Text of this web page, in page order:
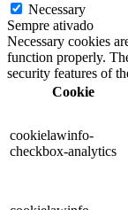
Necessary
Sempre ativado
Necessary cookies
function properly.
security features of
Cookie
cookielawinfo-
checkbox-analytics